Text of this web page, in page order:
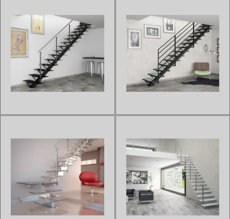
ESCALIER À LIMON DROITS
MÉTAL EXTREME 300
L'escalier à limon droit en métal
et bois de la gamme EXTRÊME
300 s'adaptera à votre
ambiance intérieure grâce à un
coloris sont disponibles sur la...
Sur devis
ESCALIER LIMON À
CRÉMAILLÈRE IBISCO
L'escalier droit et 1/4 tournant
avec limon à crémaillère de la
gamme IBISCO est l'un de nos
modèles les plus tendances et
disponibles pour les marches
Sur devis
ESCALIER ZEN STEEL
Entièrement conçu en acier,
l'escalier ZEN STEEL offre une
résistance à toute épreuve.Ses
marches soudées en triangle
Sur devis
ESCALIER À LIMON
CENTRAL VINTAGE GLASS
L'escalier à limon central ZEN
GLASS est un ensemble d'acier
et de verre pour un rendu final
respirant la modernité. Ce
Sur devis